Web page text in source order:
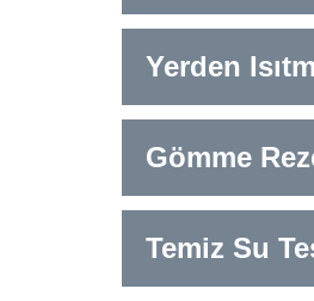
Yerden
Gömme
Temiz Su